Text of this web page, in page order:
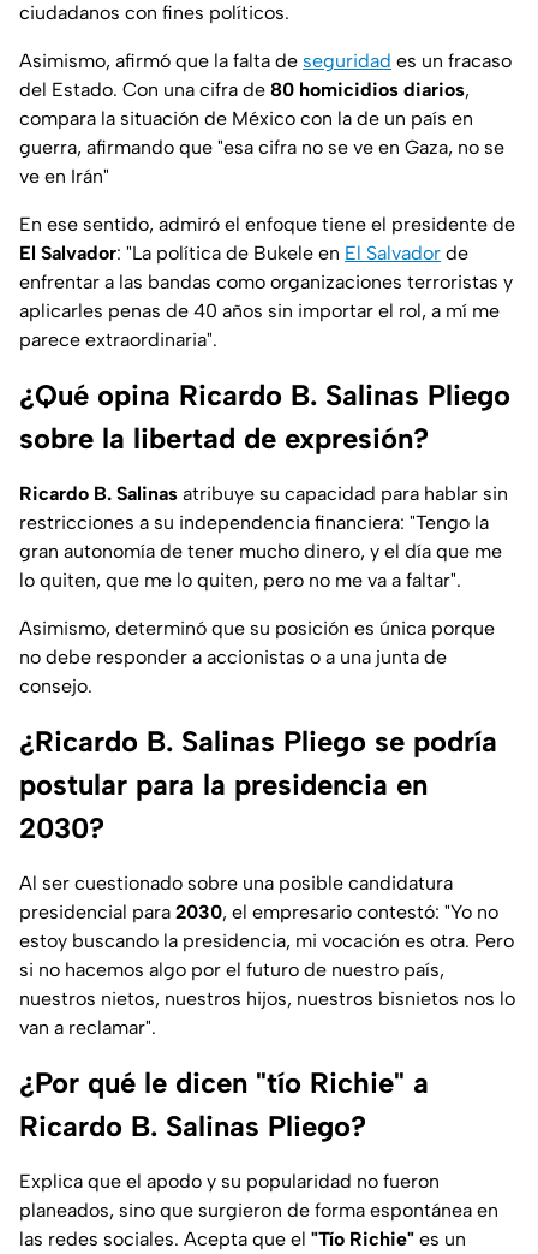
ciudadanos con fines políticos.
Asimismo, afirmó que la falta de seguridad es un fracaso
del Estado. Con una cifra de 80 homicidios diarios,
compara la situación de México con la de un país en
guerra, afirmando que "esa cifra no se ve en Gaza, no se
ve en Irán"
En ese sentido, admiró el enfoque tiene el presidente de
El Salvador: "La política de Bukele en El Salvador de
enfrentar a las bandas como organizaciones terroristas y
aplicarles penas de 40 años sin importar el rol, a mí me
parece extraordinaria".
¿Qué opina Ricardo B. Salinas Pliego
sobre la libertad de expresión?
Ricardo B. Salinas atribuye su capacidad para hablar sin
restricciones a su independencia financiera: "Tengo la
gran autonomía de tener mucho dinero, y el día que me
lo quiten, que me lo quiten, pero no me va a faltar".
Asimismo, determinó que su posición es única porque
no debe responder a accionistas o a una junta de
consejo.
¿Ricardo B. Salinas Pliego se podría
postular para la presidencia en
2030?
Al ser cuestionado sobre una posible candidatura
presidencial para 2030, el empresario contestó: "Yo no
estoy buscando la presidencia, mi vocación es otra. Pero
si no hacemos algo por el futuro de nuestro país,
nuestros nietos, nuestros hijos, nuestros bisnietos nos lo
van a reclamar".
¿Por qué le dicen "tío Richie" a
Ricardo B. Salinas Pliego?
Explica que el apodo y su popularidad no fueron
planeados, sino que surgieron de forma espontánea en
las redes sociales. Acepta que el "Tío Richie" es un